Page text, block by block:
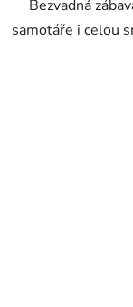
Bezvadná
samotáře i celou